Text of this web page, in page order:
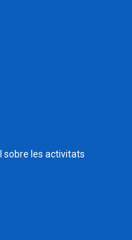
sobre les activitats